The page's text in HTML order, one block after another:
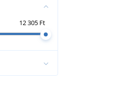
12 305 Ft